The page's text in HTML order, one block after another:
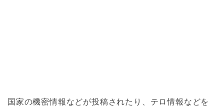
国家の機密情報などが投稿されたり、テロ情報などを